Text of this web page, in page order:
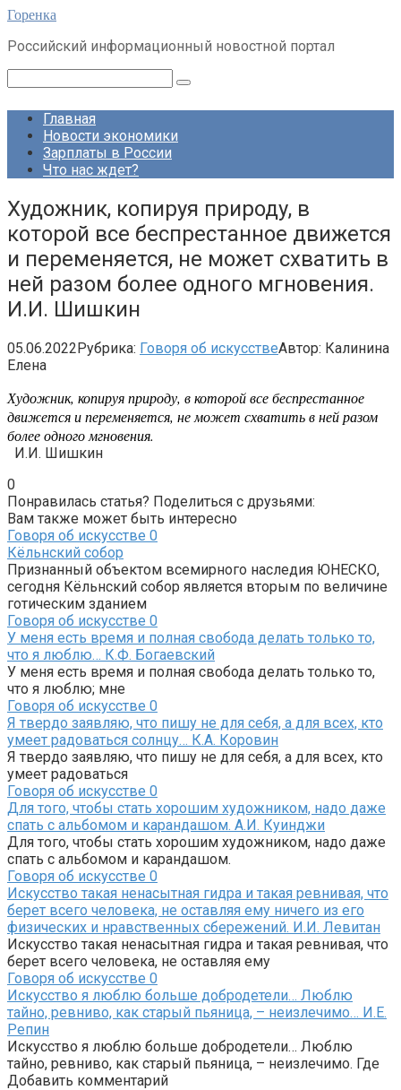
Перейти
контенту
Горенка
Российский информационный новостной портал
Главная
Новости экономики
Зарплаты в России
Что нас ждет?
Художник, копируя природу, в
которой все беспрестанное движется
и переменяется, не может схватить в
ней разом более одного мгновения.
И.И. Шишкин
05.06.2022Рубрика: Говоря об искусствеАвтор: Калинина
Елена
Художник, копируя природу, в которой все беспрестанное
движется и переменяется, не может схватить в ней разом
более одного мгновения.
И.И. Шишкин
0
Понравилась статья? Поделиться с друзьями:
Вам также может быть интересно
Говоря об искусстве 0
Кёльнский собор
Признанный объектом всемирного наследия ЮНЕСКО,
сегодня Кёльнский собор является вторым по величине
готическим зданием
Говоря об искусстве 0
У меня есть время и полная свобода делать только то,
что я люблю… К.Ф. Богаевский
У меня есть время и полная свобода делать только то,
что я люблю; мне
Говоря об искусстве 0
Я твердо заявляю, что пишу не для себя, а для всех, кто
умеет радоваться солнцу… К.А. Коровин
Я твердо заявляю, что пишу не для себя, а для всех, кто
умеет радоваться
Говоря об искусстве 0
Для того, чтобы стать хорошим художником, надо даже
спать с альбомом и карандашом. А.И. Куинджи
Для того, чтобы стать хорошим художником, надо даже
спать с альбомом и карандашом.
Говоря об искусстве 0
Искусство такая ненасытная гидра и такая ревнивая, что
берет всего человека, не оставляя ему ничего из его
физических и нравственных сбережений. И.И. Левитан
Искусство такая ненасытная гидра и такая ревнивая, что
берет всего человека, не оставляя ему
Говоря об искусстве 0
Искусство я люблю больше добродетели… Люблю
тайно, ревниво, как старый пьяница, – неизлечимо… И.Е.
Репин
Искусство я люблю больше добродетели… Люблю
тайно, ревниво, как старый пьяница, – неизлечимо. Где
Добавить комментарий